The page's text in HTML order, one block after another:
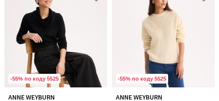
-55% по коду 5525
ANNE WEYBURN
4,4
Количество
-55% по коду 5525
ANNE WEYBURN
3,8